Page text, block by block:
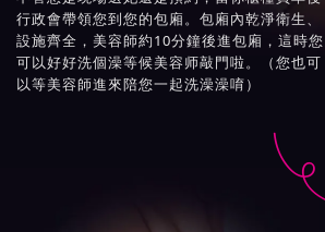
行政會帶領您到您的包廂。包廂內乾淨衛生、
設施齊全，美容師約10分鐘後進包廂，這時您
可以好好洗個澡等候美容师敲門啦。（您也可
以等美容師進來陪您一起洗澡澡唷）
